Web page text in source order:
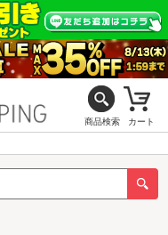
商品検索 カート